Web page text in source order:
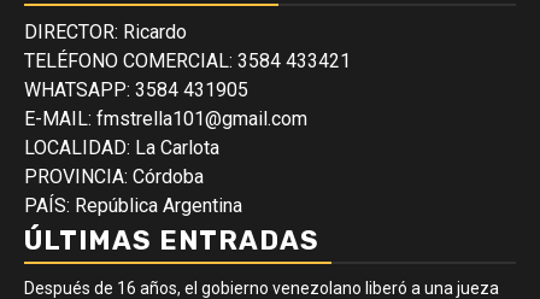
DIRECTOR: Ricardo
TELÉFONO COMERCIAL: 3584 433421
WHATSAPP: 3584 431905
E-MAIL: fmstrella101@gmail.com
LOCALIDAD: La Carlota
PROVINCIA: Córdoba
PAÍS: República Argentina
ÚLTIMAS ENTRADAS
Después de 16 años, el gobierno venezolano liberó a una jueza